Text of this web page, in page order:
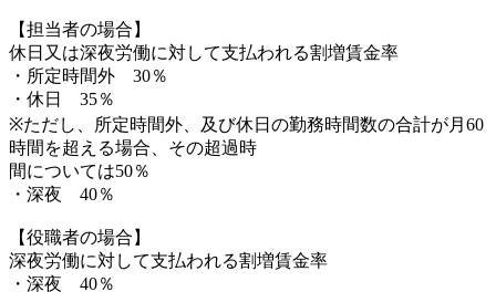
【担当者の場合】
休日又は深夜労働に対して支払われる割増賃金率
・所定時間外 30％
・休日 35％
※ただし、所定時間外、及び休日の勤務時間数の合計が月60
時間を超える場合、その超過時
間については50％
・深夜 40％
【役職者の場合】
深夜労働に対して支払われる割増賃金率
・深夜 40％